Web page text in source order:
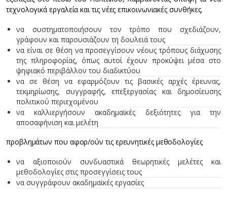
τεχνολογικά εργαλεία και τις νέες επικοινωνιακές συνθήκες.
να συστηματοποιήσουν τον τρόπο που σχεδιάζουν,
γράφουν και παρουσιάζουν τη δουλειά τους
να είναι σε θέση να προσεγγίσουν νέους τρόπους διάχυσης
της πληροφορίας, όπως αυτοί έχουν προκύψει μέσα στο
ψηφιακό περιβάλλον του διαδικτύου
να σε θέση να εφαρμόζουν τις βασικές αρχές έρευνας,
τεκμηρίωσης, συγγραφής, επεξεργασίας και δημοσίευσης
πολιτικού περιεχομένου
να καλλιεργήσουν ακαδημαϊκές δεξιότητες για την
αποσαφήνιση και μελέτη
προβλημάτων που αφορ/ούν τις ερευνητικές μεθοδολογίες
να αξιοποιούν συνδυαστικά θεωρητικές μελέτες και
μεθοδολογίες στις προσεγγίσεις τους
να συγγράφουν ακαδημαϊκές εργασίες